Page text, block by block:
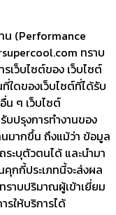
าน (Performance
ทราบ
เว็บไซต์ของ เว็บไซต์
ดของเว็บไซต์ที่ได้รับ
น ๆ เว็บไซต์
ปรุงการทำงานของ
นมากขึ้น ถึงแม้ว่า ข้อมูล
ะบุตัวตนได้ และนำมา
คุกกี้ประเภทนี้จะส่งผล
ราบปริมาณผู้เข้าเยี่ยม
รให้บริการได้